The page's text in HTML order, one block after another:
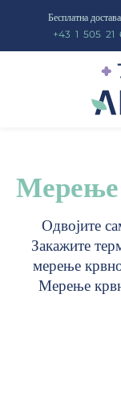
Бесплатна
+43 1 505_ 21
Мерење
Одвојите
Закажите
мерење
Мерење